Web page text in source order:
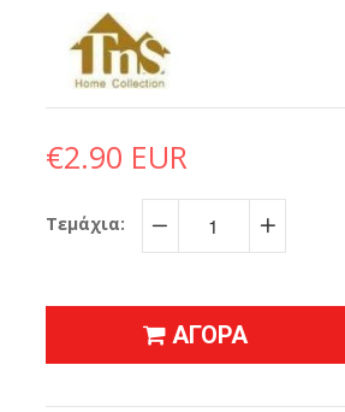
€2.90 EUR
Τεμάχια:
− +
ΑΓΟΡΑ